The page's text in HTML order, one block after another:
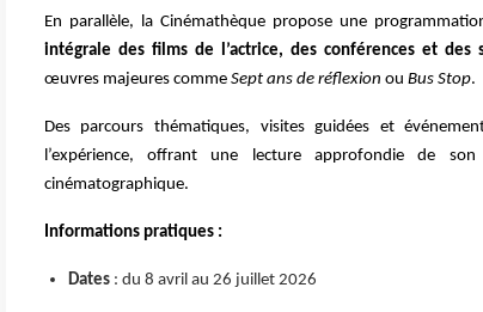
En parallèle, la Cinémathèque propose une
intégrale des films de l’actrice, des conférences et des
œuvres majeures comme Sept ans de réflexion ou Bus Stop.
Des parcours thématiques, visites guidées et
l’expérience, offrant une lecture approfondie de
cinématographique.
Informations pratiques :
Dates : du 8 avril au 26 juillet 2026